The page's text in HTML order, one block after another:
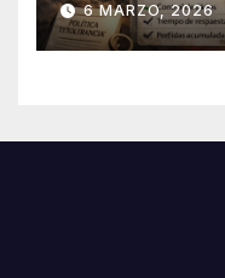
6 MARZO, 2026